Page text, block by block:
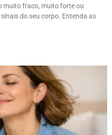
muito fraco, muito forte ou
do seu corpo. Entenda as